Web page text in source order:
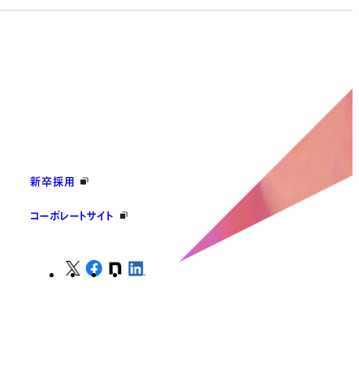
新卒採用
コーポレートサイト